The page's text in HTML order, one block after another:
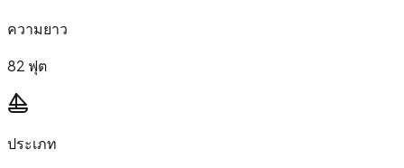
ความยาว
82 ฟุต
ประเภท